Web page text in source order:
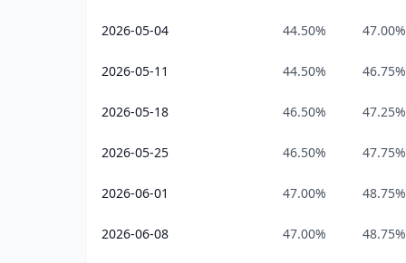
2026-05-04 44.50% 47.00%
2026-05-11 44.50% 46.75%
2026-05-18 46.50% 47.25%
2026-05-25 46.50% 47.75%
2026-06-01 47.00% 48.75%
2026-06-08 47.00% 48.75%